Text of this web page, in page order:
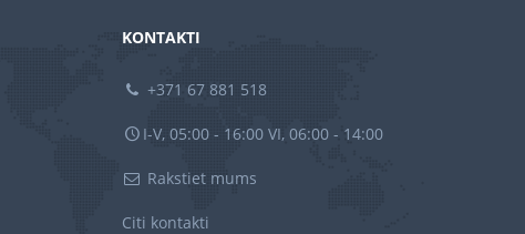
KONTAKTI
+371 67 881 518
I-V, 05:00 - 16:00 VI, 06:00 - 14:00
Rakstiet mums
Citi kontakti